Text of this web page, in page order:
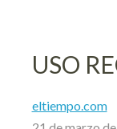
USO
eltiempo.com